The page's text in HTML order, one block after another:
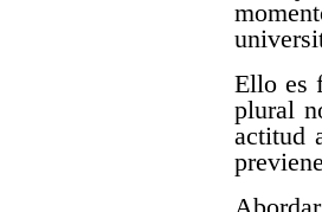
Ello es
plural
actitud